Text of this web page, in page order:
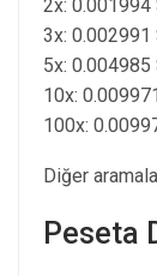
2x: 0.001994
3x: 0.002991
5x: 0.004985
10x:
100x:
Diğer
Peseta